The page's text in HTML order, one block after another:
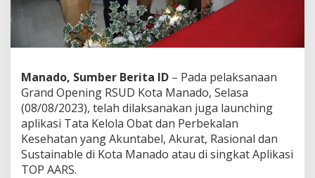
i
n
g
T
P
A
A
R
S
p
a
d
Manado, Sumber Berita ID – Pada pelaksanaan
Grand Opening RSUD Kota Manado, Selasa
(08/08/2023), telah dilaksanakan juga launching
aplikasi Tata Kelola Obat dan Perbekalan
Kesehatan yang Akuntabel, Akurat, Rasional dan
Sustainable di Kota Manado atau di singkat Aplikasi
TOP AARS.